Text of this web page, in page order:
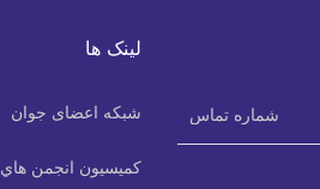
لینک ها
شبکه اعضای جوان
كميسيون انجمن هاي